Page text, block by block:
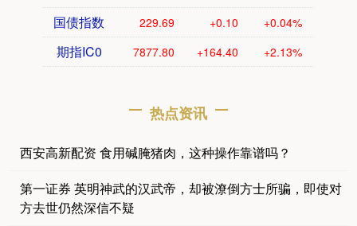
国债指数 229.69 +0.10 +0.04%
期指IC0 7877.80 +164.40 +2.13%
热点资讯
西安高新配资 食用碱腌猪肉，这种操作靠谱吗？
第一证券 英明神武的汉武帝，却被潦倒方士所骗，即使对
方去世仍然深信不疑